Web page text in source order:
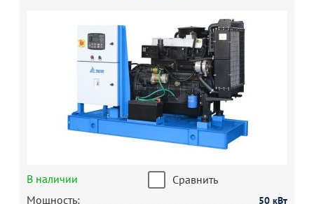
В наличии
Сравнить
Мощность:
50 кВт